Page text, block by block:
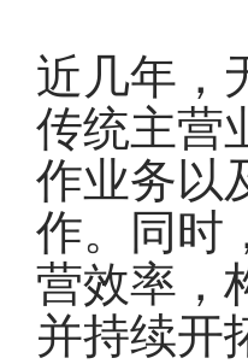
近几年，
传统主营
作业务以
作。同时
营效率，
并持续开